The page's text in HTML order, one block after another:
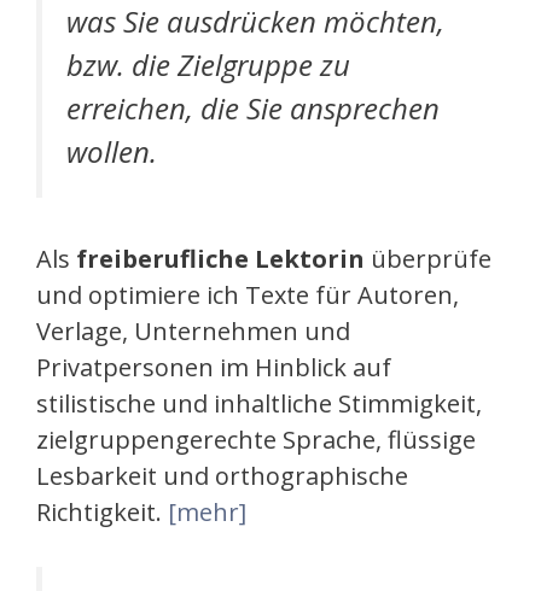
was Sie ausdrücken möchten,
bzw. die Zielgruppe zu
erreichen, die Sie ansprechen
wollen.
Als freiberufliche Lektorin überprüfe
und optimiere ich Texte für Autoren,
Verlage, Unternehmen und
Privatpersonen im Hinblick auf
stilistische und inhaltliche Stimmigkeit,
zielgruppengerechte Sprache, flüssige
Lesbarkeit und orthographische
Richtigkeit. [mehr]